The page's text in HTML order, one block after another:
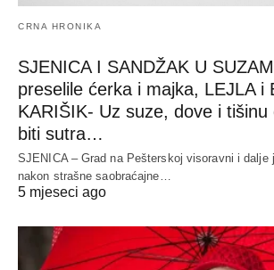
CRNA HRONIKA
SJENICA I SANDŽAK U
preselile ćerka i majka, LEJLA i
KARIŠIK- Uz suze, dove i tišinu
biti sutra…
SJENICA – Grad na Pešterskoj visoravni i dalje
nakon strašne saobraćajne…
5 mjeseci ago